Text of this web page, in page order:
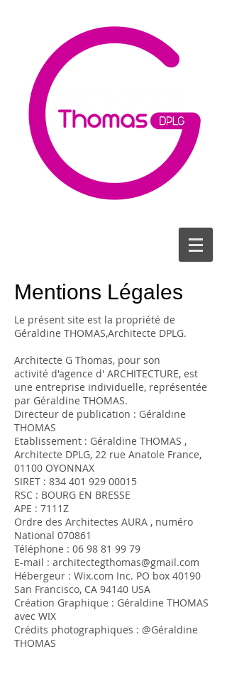
Mentions Légales
Le présent site est la propriété de
Géraldine THOMAS,Architecte DPLG.
Architecte G Thomas, pour son
activité d'agence d' ARCHITECTURE, est
une entreprise individuelle, représentée
par Géraldine THOMAS.
Directeur de publication : Géraldine
THOMAS
Etablissement : Géraldine THOMAS ,
Architecte DPLG, 22 rue Anatole France,
01100 OYONNAX
SIRET : 834 401 929 00015
RSC : BOURG EN BRESSE
APE : 7111Z
Ordre des Architectes AURA , numéro
National 070861
Téléphone : 06 98 81 99 79
E-mail : architectegthomas@gmail.com
Hébergeur : Wix.com Inc. PO box 40190
San Francisco, CA 94140 USA
Création Graphique : Géraldine THOMAS
avec WIX
Crédits photographiques : @Géraldine
THOMAS